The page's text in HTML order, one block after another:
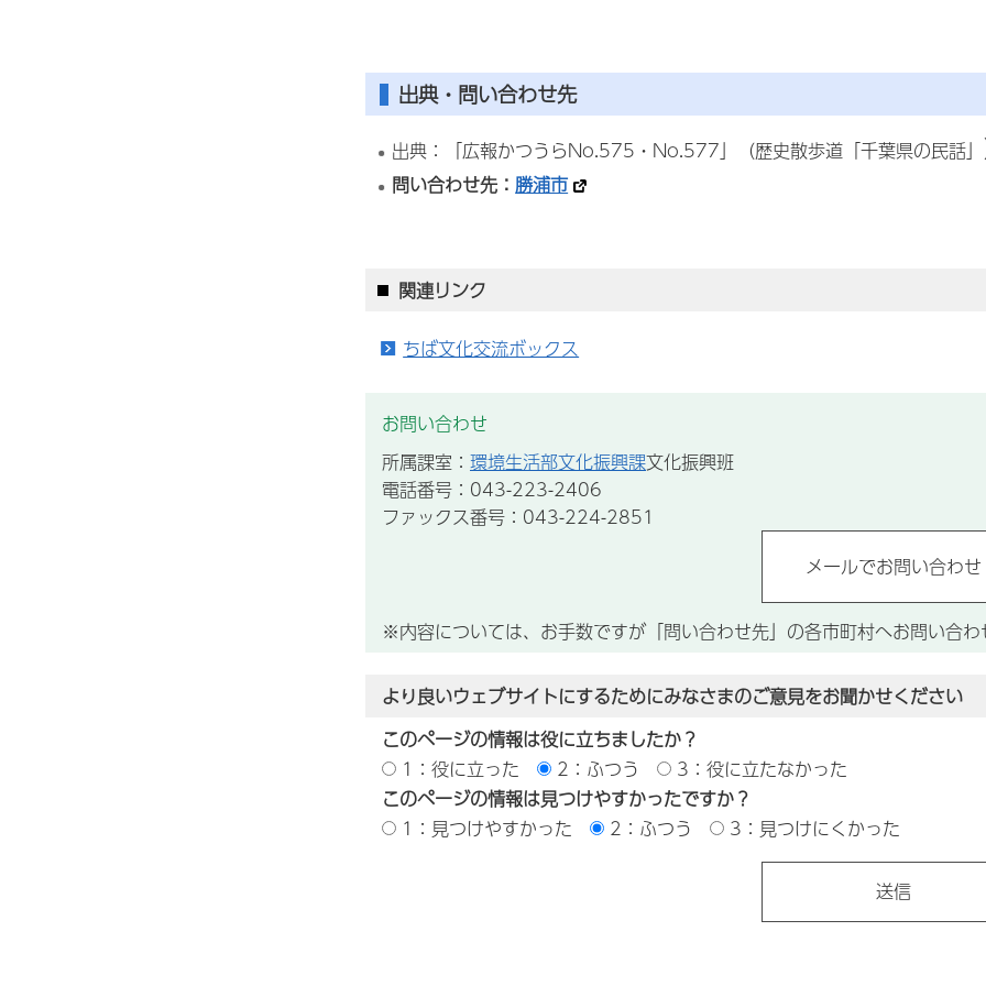
出典・問い合わせ先
出典：「広報かつうらNo.575・No.577」（歴史散歩道「千葉県の民話」
問い合わせ先：勝浦市
関連リンク
ちば文化交流ボックス
お問い合わせ
所属課室： 環境生活部文化振興課文化振興班
電話番号：043-223-2406
ファックス番号：043-224-2851
※内容については、お手数ですが「問い合わせ先」の各市町村へお問い合わ
より良いウェブサイトにするためにみなさまのご意見をお聞かせください
このページの情報は役に立ちましたか？
1：役に立った
2：ふつう
3：役に立たなかった
このページの情報は見つけやすかったですか？
1：見つけやすかった
2：ふつう 3：見つけにくかった